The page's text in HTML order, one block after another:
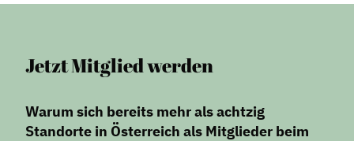
Jetzt Mitglied werden
Warum sich bereits mehr als achtzig
Standorte in Österreich als Mitglieder beim